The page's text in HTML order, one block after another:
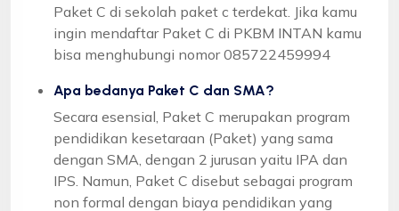
Paket C di sekolah paket c terdekat. Jika kamu
ingin mendaftar Paket C di PKBM INTAN kamu
bisa menghubungi nomor 085722459994
Apa bedanya Paket C dan SMA?
Secara esensial, Paket C merupakan program
pendidikan kesetaraan (Paket) yang sama
dengan SMA, dengan 2 jurusan yaitu IPA dan
IPS. Namun, Paket C disebut sebagai program
non formal dengan biaya pendidikan yang